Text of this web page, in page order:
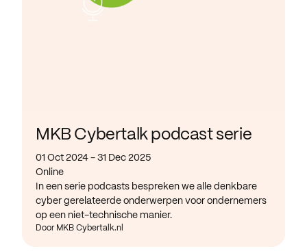
MKB Cybertalk podcast serie
01 Oct 2024 - 31 Dec 2025
Online
In een serie podcasts bespreken we alle denkbare
cyber gerelateerde onderwerpen voor ondernemers
op een niet-technische manier.
Door MKB Cybertalk.nl